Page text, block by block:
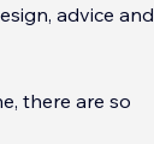
advice and
there are so